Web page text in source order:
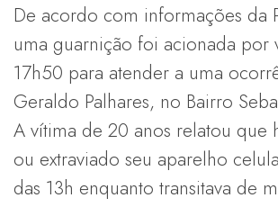
De acordo com informações da
uma guarnição foi acionada por
17h50 para atender a uma
Geraldo Palhares, no Bairro
A vítima de 20 anos relatou que
ou extraviado seu aparelho
das 13h enquanto transitava de